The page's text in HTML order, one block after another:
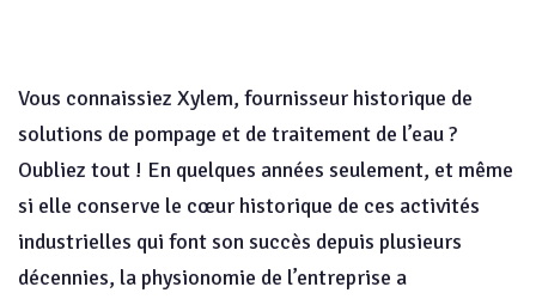
Vous connaissiez Xylem, fournisseur historique de
solutions de pompage et de traitement de l’eau ?
Oubliez tout ! En quelques années seulement, et même
si elle conserve le cœur historique de ces activités
industrielles qui font son succès depuis plusieurs
décennies, la physionomie de l’entreprise a